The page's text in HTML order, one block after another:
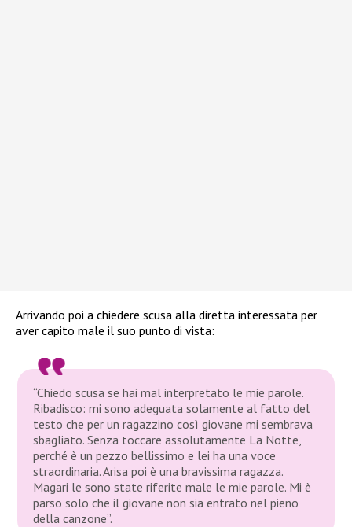
Arrivando poi a chiedere scusa alla diretta interessata per
aver capito male il suo punto di vista:
“Chiedo scusa se hai mal interpretato le mie parole.
Ribadisco: mi sono adeguata solamente al fatto del
testo che per un ragazzino così giovane mi sembrava
sbagliato. Senza toccare assolutamente La Notte,
perché è un pezzo bellissimo e lei ha una voce
straordinaria. Arisa poi è una bravissima ragazza.
Magari le sono state riferite male le mie parole. Mi è
parso solo che il giovane non sia entrato nel pieno
della canzone”.